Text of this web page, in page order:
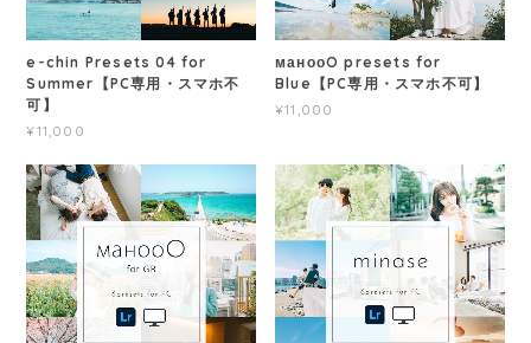
e-chin Presets 04 for
Summer【PC専用・スマホ不
可】
¥11,000
манооO presets for
Blue【PC専用・スマホ不可】
¥11,000